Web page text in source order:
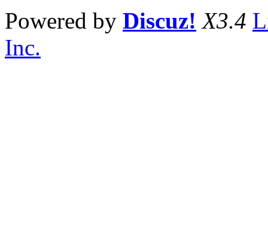
Powered by Discuz! X3.4
Inc.